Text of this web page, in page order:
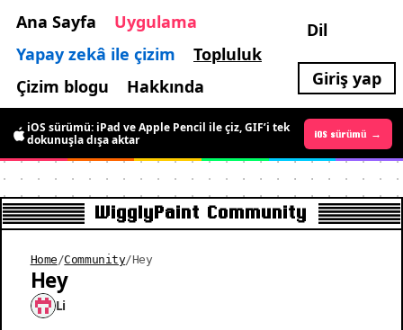
Ana Sayfa
Uygulama
Yapay zekâ ile çizim
Topluluk
Çizim blogu
Hakkında
Dil
Giriş yap
Android sürümü →
iOS sürümü: iPad ve Apple Pencil ile çiz, GIF’i tek
dokunuşla dışa aktar
iOS sürümü →
WigglyPaint Community
Home /Community/Hey
Hey
Li